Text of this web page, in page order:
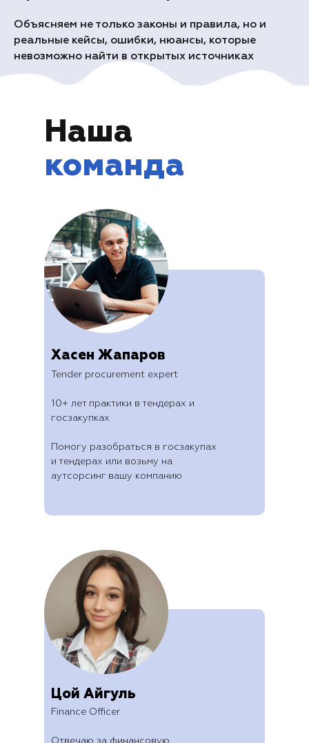
Объясняем не только законы и правила, но и
реальные кейсы, ошибки, нюансы, которые
невозможно найти в открытых источниках
Finance Officer
Отвечаю за финансовую
Tender procurement expert
10+ лет практики в тендерах и
госзакупках
Помогу разобраться в госзакупах
и тендерах или возьму на
аутсорсинг вашу компанию
Цой Айгуль
Хасен Жапаров
Наша
команда